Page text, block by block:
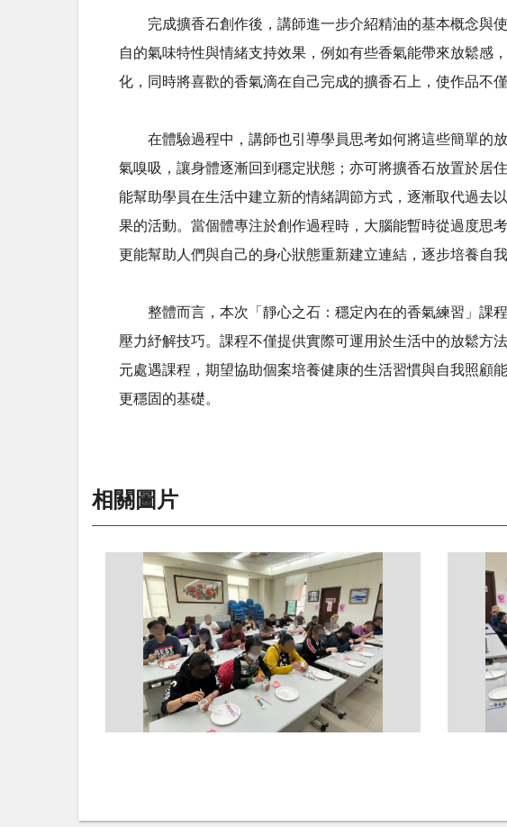
完成擴香石創作後，講師進一步介紹精油的基本概念與使
自的氣味特性與情緒支持效果，例如有些香氣能帶來放鬆感
化，同時將喜歡的香氣滴在自己完成的擴香石上，使作品不
在體驗過程中，講師也引導學員思考如何將這些簡單的放
氣嗅吸，讓身體逐漸回到穩定狀態；亦可將擴香石放置於居
能幫助學員在生活中建立新的情緒調節方式，逐漸取代過去
果的活動。當個體專注於創作過程時，大腦能暫時從過度思
更能幫助人們與自己的身心狀態重新建立連結，逐步培養自
整體而言，本次「靜心之石：穩定內在的香氣練習」課程
壓力紓解技巧。課程不僅提供實際可運用於生活中的放鬆方
元處遇課程，期望協助個案培養健康的生活習慣與自我照顧
更穩固的基礎。
相關圖片